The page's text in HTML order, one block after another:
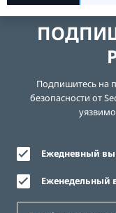
Подпишитесь на
безопасности от
Ежедневный
Еженедельный